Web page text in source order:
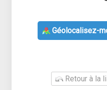
Géolocalisez-
Retour à la